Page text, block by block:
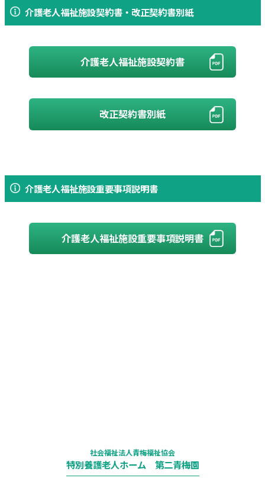
介護老人福祉施設契約書・改正契約書別紙
介護老人福祉施設契約書
改正契約書別紙
介護老人福祉施設重要事項説明書
介護老人福祉施設重要事項説明書
社会福祉法人青梅福祉協会
特別養護老人ホーム 第二青梅園